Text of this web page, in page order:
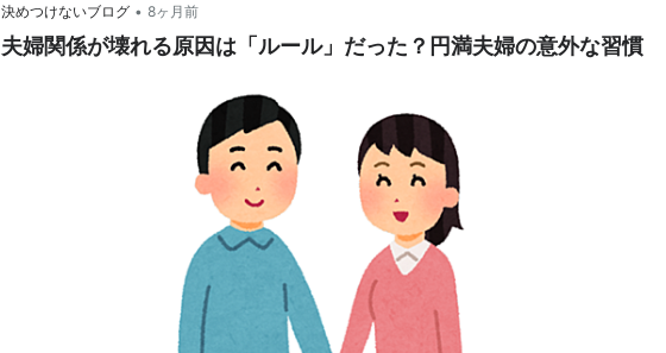
決めつけないブログ • 8ヶ月前
夫婦関係が壊れる原因は「ルール」だった？円満夫婦の意外な習慣